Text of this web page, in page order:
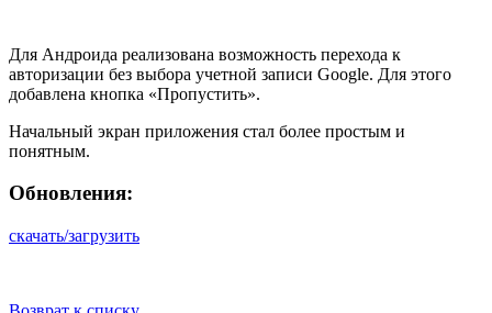
Для Андроида реализована возможность перехода к
авторизации без выбора учетной записи Google. Для этого
добавлена кнопка «Пропустить».
Начальный экран приложения стал более простым и
понятным.
Обновления:
скачать/загрузить